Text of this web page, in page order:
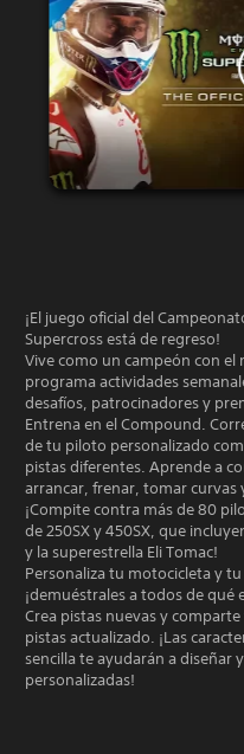
¡El juego oficial del
Supercross está de regreso!
Vive como un campeón con
programa actividades
desafíos, patrocinadores y
Entrena en el Compound.
de tu piloto personalizado
pistas diferentes. Aprende a
arrancar, frenar, tomar curvas
¡Compite contra más de 80
de 250SX y 450SX, que
y la superestrella Eli Tomac!
Personaliza tu motocicleta y
¡demuéstrales a todos de qué
Crea pistas nuevas y
pistas actualizado. ¡Las
sencilla te ayudarán a diseñar
personalizadas!